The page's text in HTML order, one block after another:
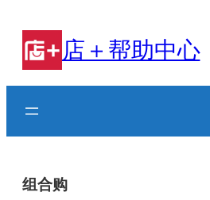
店＋帮助中心
组合购